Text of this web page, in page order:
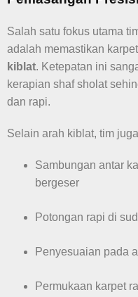
Salah satu fokus utama
adalah memastikan
kiblat. Ketepatan ini
kerapian shaf sholat
dan rapi.
Selain arah kiblat, tim
Sambungan antar
bergeser
Potongan rapi di
Penyesuaian pada
Permukaan karpet